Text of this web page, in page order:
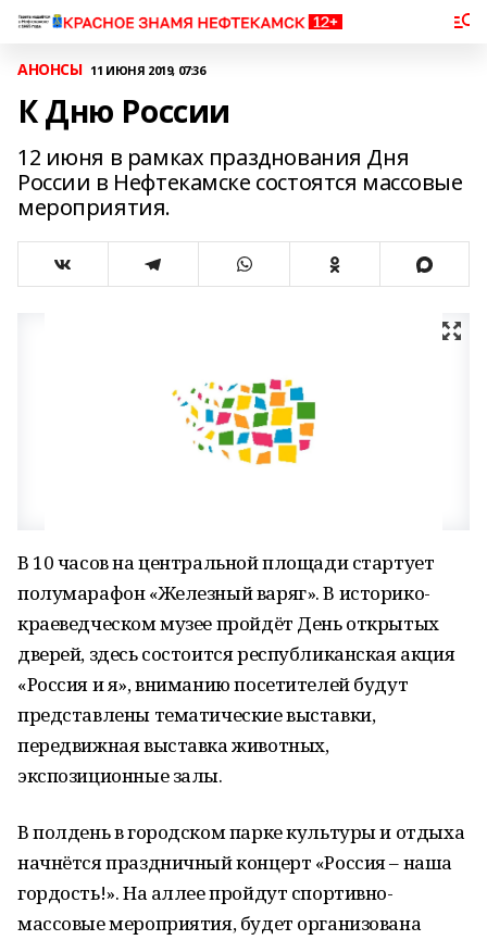
АНОНСЫ 11 ИЮНЯ 2019, 07:36
К Дню России
12 июня в рамках празднования Дня
России в Нефтекамске состоятся массовые
мероприятия.
В 10 часов на центральной площади стартует
полумарафон «Железный варяг». В историко-
краеведческом музее пройдёт День открытых
дверей, здесь состоится республиканская акция
«Россия и я», вниманию посетителей будут
представлены тематические выставки,
передвижная выставка животных,
экспозиционные залы.
В полдень в городском парке культуры и отдыха
начнётся праздничный концерт «Россия – наша
гордость!». На аллее пройдут спортивно-
массовые мероприятия, будет организована